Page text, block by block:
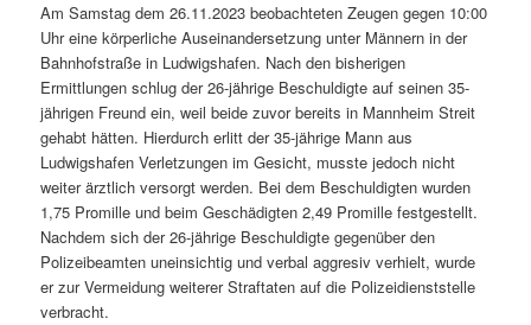
Am Samstag dem 26.11.2023 beobachteten Zeugen gegen 10:00
Uhr eine körperliche Auseinandersetzung unter Männern in der
Bahnhofstraße in Ludwigshafen. Nach den bisherigen
Ermittlungen schlug der 26-jährige Beschuldigte auf seinen 35-
jährigen Freund ein, weil beide zuvor bereits in Mannheim Streit
gehabt hätten. Hierdurch erlitt der 35-jährige Mann aus
Ludwigshafen Verletzungen im Gesicht, musste jedoch nicht
weiter ärztlich versorgt werden. Bei dem Beschuldigten wurden
1,75 Promille und beim Geschädigten 2,49 Promille festgestellt.
Nachdem sich der 26-jährige Beschuldigte gegenüber den
Polizeibeamten uneinsichtig und verbal aggresiv verhielt, wurde
er zur Vermeidung weiterer Straftaten auf die Polizeidienststelle
verbracht.